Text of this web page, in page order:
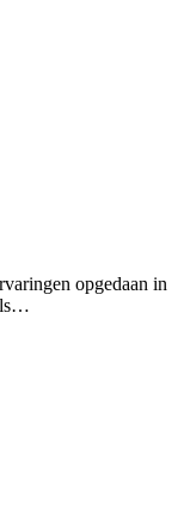
opgedaan in